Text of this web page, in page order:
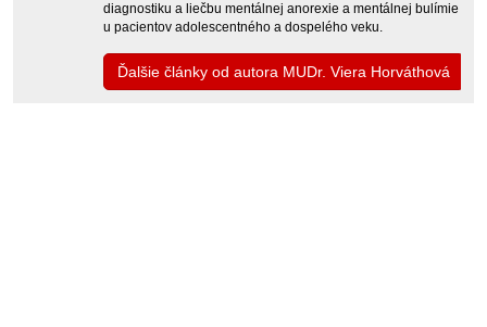
diagnostiku a liečbu mentálnej anorexie a mentálnej bulímie
u pacientov adolescentného a dospelého veku.
Ďalšie články od autora MUDr. Viera Horváthová